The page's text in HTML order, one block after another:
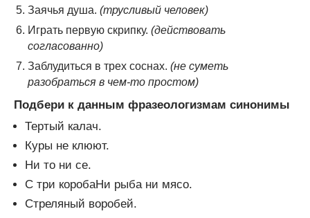
Заячья душа. (трусливый человек)
Играть первую скрипку. (действовать
согласованно)
Заблудиться в трех соснах. (не суметь
разобраться в чем-то простом)
Подбери к данным фразеологизмам синонимы
Тертый калач.
Куры не клюют.
Ни то ни се.
С три коробаНи рыба ни мясо.
Стреляный воробей.